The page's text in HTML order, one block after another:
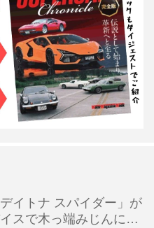
イトナ スパイダー」が
スで木っ端みじんにな